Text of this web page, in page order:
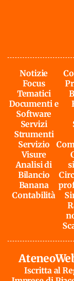
Notizie
Focus
Tematici
Documenti e
Software
Servizi
Strumenti
Servizio
Visure
Analisi di
Bilancio
Banana
Contabilità
Iscritta al